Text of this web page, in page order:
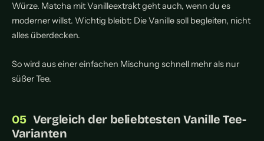
Würze. Matcha mit Vanilleextrakt geht auch, wenn du es
moderner willst. Wichtig bleibt: Die Vanille soll begleiten, nicht
alles überdecken.
So wird aus einer einfachen Mischung schnell mehr als nur
süßer Tee.
Vergleich der beliebtesten Vanille Tee-
Varianten